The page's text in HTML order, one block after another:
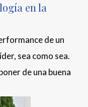
en la
de un
sea como sea.
de una buena